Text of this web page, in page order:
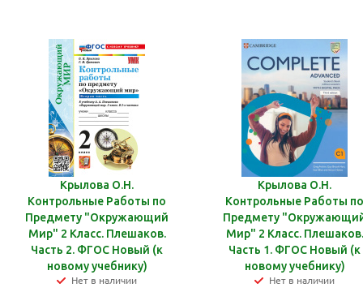
Крылова О.Н.
Контрольные Работы по
Предмету "Окружающий
Мир" 2 Класс. Плешаков.
Часть 2. ФГОС Новый (к
новому учебнику)
Нет в наличии
Крылова О.Н.
Контрольные Работы по
Предмету
Мир" 2 Класс. Плешаков.
Часть 1. ФГОС Новый (к
новому учебнику)
Нет в наличии
Ваш E-mail:
Ваш E-mail: